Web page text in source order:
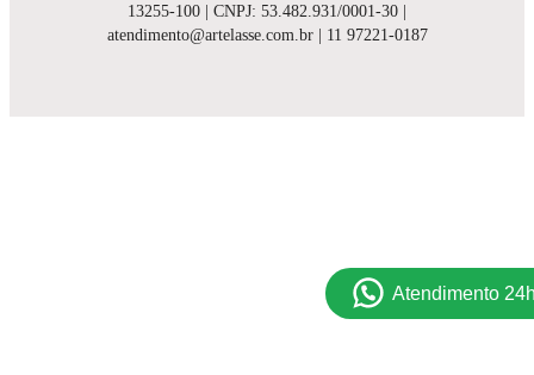
13255-100 | CNPJ: 53.482.931/0001-30 |
atendimento@artelasse.com.br | 11 97221-0187
Atendimento